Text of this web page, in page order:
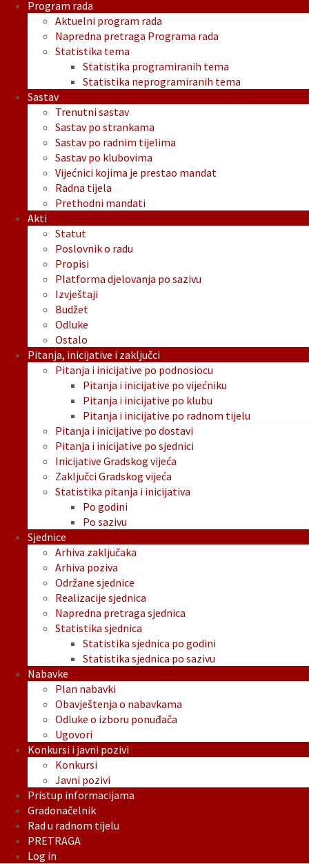
Program rada
Aktuelni program rada
Napredna pretraga Programa rada
Statistika tema
Statistika programiranih tema
Statistika neprogramiranih tema
Sastav
Trenutni sastav
Sastav po strankama
Sastav po radnim tijelima
Sastav po klubovima
Vijećnici kojima je prestao mandat
Radna tijela
Prethodni mandati
Akti
Statut
Poslovnik o radu
Propisi
Platforma djelovanja po sazivu
Izvještaji
Budžet
Odluke
Ostalo
Pitanja, inicijative i zaključci
Pitanja i inicijative po podnosiocu
Pitanja i inicijative po vijećniku
Pitanja i inicijative po klubu
Pitanja i inicijative po radnom tijelu
Pitanja i inicijative po dostavi
Pitanja i inicijative po sjednici
Inicijative Gradskog vijeća
Zaključci Gradskog vijeća
Statistika pitanja i inicijativa
Po godini
Po sazivu
Sjednice
Arhiva zaključaka
Arhiva poziva
Održane sjednice
Realizacije sjednica
Napredna pretraga sjednica
Statistika sjednica
Statistika sjednica po godini
Statistika sjednica po sazivu
Nabavke
Plan nabavki
Obavještenja o nabavkama
Odluke o izboru ponuđača
Ugovori
Konkursi i javni pozivi
Konkursi
Javni pozivi
Pristup informacijama
Gradonačelnik
Rad u radnom tijelu
PRETRAGA
Log in